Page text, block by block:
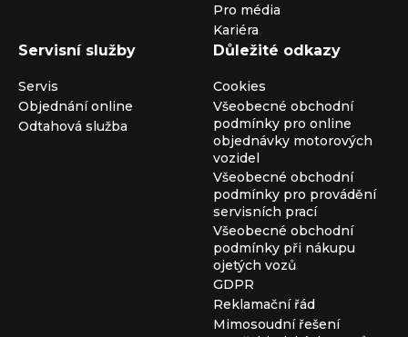
Pro média
Kariéra
Servisní služby
Servis
Objednání online
Odtahová služba
Důležité odkazy
Cookies
Všeobecné obchodní
podmínky pro online
objednávky motorových
vozidel
Všeobecné obchodní
podmínky pro provádění
servisních prací
Všeobecné obchodní
podmínky při nákupu
ojetých vozů
GDPR
Reklamační řád
Mimosoudní řešení